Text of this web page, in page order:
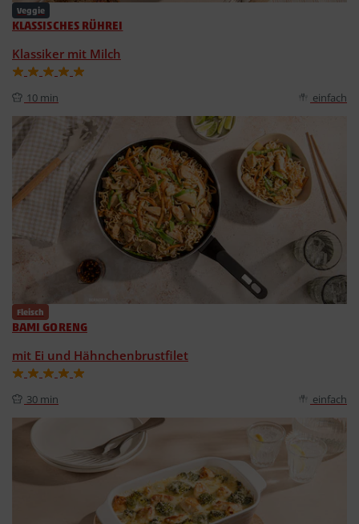
Veggie
KLASSISCHES RÜHREI
Klassiker mit Milch
10 min einfach
Fleisch
BAMI GORENG
mit Ei und Hähnchenbrustfilet
30 min einfach